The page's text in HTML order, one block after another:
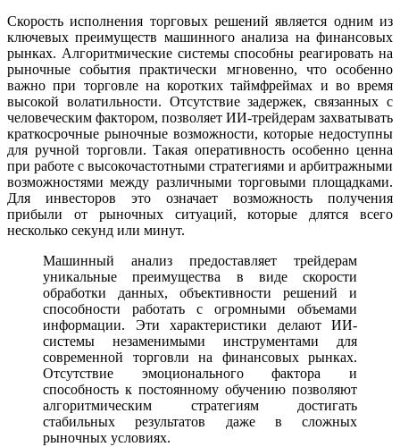
Скорость исполнения торговых решений является одним из
ключевых преимуществ машинного анализа на финансовых
рынках. Алгоритмические системы способны реагировать на
рыночные события практически мгновенно, что особенно
важно при торговле на коротких таймфреймах и во время
высокой волатильности. Отсутствие задержек, связанных с
человеческим фактором, позволяет ИИ-трейдерам захватывать
краткосрочные рыночные возможности, которые недоступны
для ручной торговли. Такая оперативность особенно ценна
при работе с высокочастотными стратегиями и арбитражными
возможностями между различными торговыми площадками.
Для инвесторов это означает возможность получения
прибыли от рыночных ситуаций, которые длятся всего
несколько секунд или минут.
Машинный анализ предоставляет трейдерам
уникальные преимущества в виде скорости
обработки данных, объективности решений и
способности работать с огромными объемами
информации. Эти характеристики делают ИИ-
системы незаменимыми инструментами для
современной торговли на финансовых рынках.
Отсутствие эмоционального фактора и
способность к постоянному обучению позволяют
алгоритмическим стратегиям достигать
стабильных результатов даже в сложных
рыночных условиях.